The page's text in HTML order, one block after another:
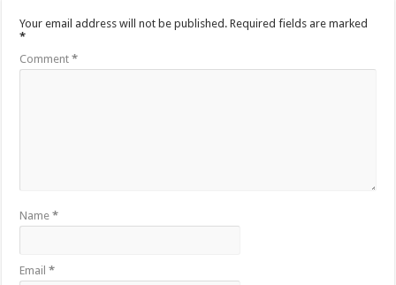
Your email address will not be published. Required fields are marked
*
Comment*
Name*
Email*